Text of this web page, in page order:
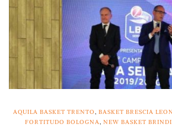
AQUILA BASKET TRENTO, BASKET BRESCIA
FORTITUDO BOLOGNA, NEW BASKET